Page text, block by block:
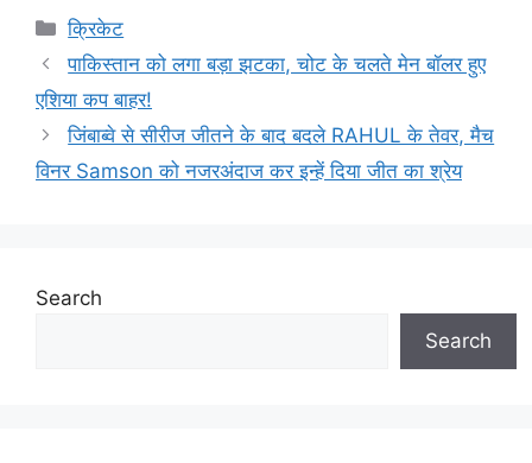
Categories
क्रिकेट
पाकिस्तान को लगा बड़ा झटका, चोट के चलते मेन बॉलर हुए
एशिया कप बाहर!
जिंबाब्वे से सीरीज जीतने के बाद बदले RAHUL के तेवर, मैच
विनर Samson को नजरअंदाज कर इन्हें दिया जीत का श्रेय
Search
Search